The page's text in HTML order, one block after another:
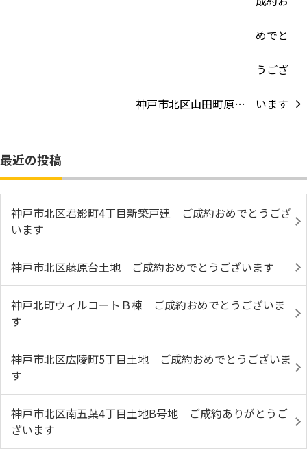
神戸市北区山田町原…
最近の投稿
神戸市北区君影町4丁目新築戸建 ご成約おめでとうござ
います
神戸市北区藤原台土地 ご成約おめでとうございます
神戸北町ウィルコートＢ棟 ご成約おめでとうございま
す
神戸市北区広陵町5丁目土地 ご成約おめでとうございま
す
神戸市北区南五葉4丁目土地B号地 ご成約ありがとうご
ざいます